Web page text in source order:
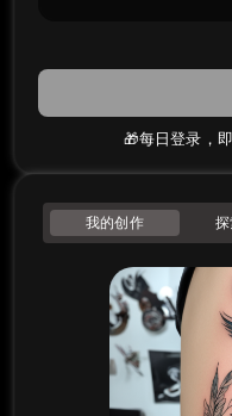
🎁每日登录，
我的创作